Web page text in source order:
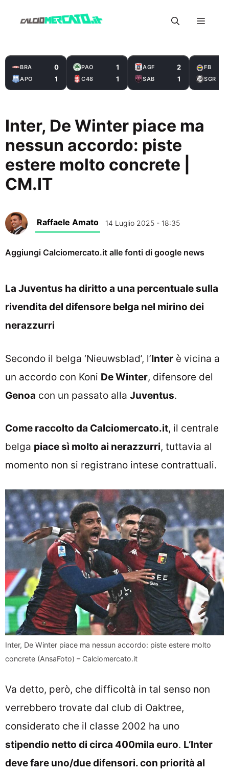
Menu
BRA 0
APO 1
PAO 1
C48 1
AGF 2
SAB 1
FB
SGR
Inter, De Winter piace ma
nessun accordo: piste
estere molto concrete |
CM.IT
Raffaele Amato 14 Luglio 2025 - 18:35
Aggiungi Calciomercato.it alle fonti di google news
La Juventus ha diritto a una percentuale sulla
rivendita del difensore belga nel mirino dei
nerazzurri
Secondo il belga ‘Nieuwsblad’, l’Inter è vicina a
un accordo con Koni De Winter, difensore del
Genoa con un passato alla Juventus.
Come raccolto da Calciomercato.it, il centrale
belga piace sì molto ai nerazzurri, tuttavia al
momento non si registrano intese contrattuali.
Inter, De Winter piace ma nessun accordo: piste estere molto
concrete (AnsaFoto) – Calciomercato.it
Va detto, però, che difficoltà in tal senso non
verrebbero trovate dal club di Oaktree,
considerato che il classe 2002 ha uno
stipendio netto di circa 400mila euro. L’Inter
deve fare uno/due difensori. con priorità al